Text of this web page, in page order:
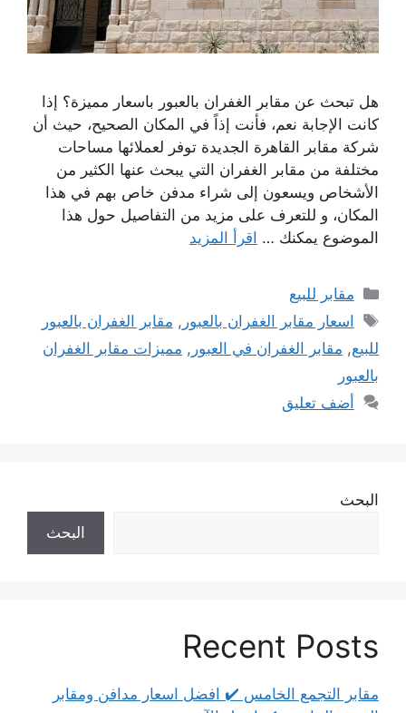
هل تبحث عن مقابر الغفران بالعبور باسعار مميزة؟ إذا
كانت الإجابة نعم، فأنت إذاً في المكان الصحيح، حيث أن
شركة مقابر القاهرة الجديدة توفر لعملائها مساحات
مختلفة من مقابر الغفران التي يبحث عنها الكثير من
الأشخاص ويسعون إلى شراء مدفن خاص بهم في هذا
المكان، و للتعرف على مزيد من التفاصيل حول هذا
الموضوع يمكنك … اقرأ المزيد
التصنيفات
مقابر للبيع
الوسوم
اسعار مقابر الغفران بالعبور , مقابر الغفران بالعبور
للبيع, مقابر الغفران في العبور , مميزات مقابر الغفران
بالعبور
أضف تعليق
البحث
البحث
Recent Posts
مقابر التجمع الخامس ✔️ افضل اسعار مدافن ومقابر